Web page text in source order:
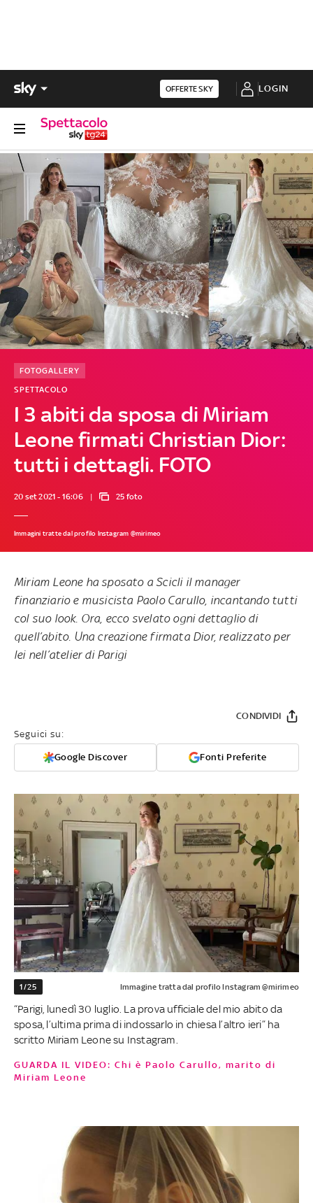
OFFERTE SKY LOGIN
I 3 abiti da sposa di Miriam
Leone firmati Christian Dior:
tutti i dettagli. FOTO
SPETTACOLO
FOTOGALLERY
20 set 2021 - 16:06 25 foto
Immagini tratte dal profilo Instagram @mirimeo
Miriam Leone ha sposato a Scicli il manager
finanziario e musicista Paolo Carullo, incantando tutti
col suo look. Ora, ecco svelato ogni dettaglio di
quell’abito. Una creazione firmata Dior, realizzato per
lei nell’atelier di Parigi
Seguici su:
Google Discover Fonti Preferite
CONDIVIDI
1/25 Immagine tratta dal profilo Instagram @mirimeo
“Parigi, lunedì 30 luglio. La prova ufficiale del mio abito da
sposa, l’ultima prima di indossarlo in chiesa l’altro ieri” ha
scritto Miriam Leone su Instagram.
GUARDA IL VIDEO: Chi è Paolo Carullo, marito di
Miriam Leone